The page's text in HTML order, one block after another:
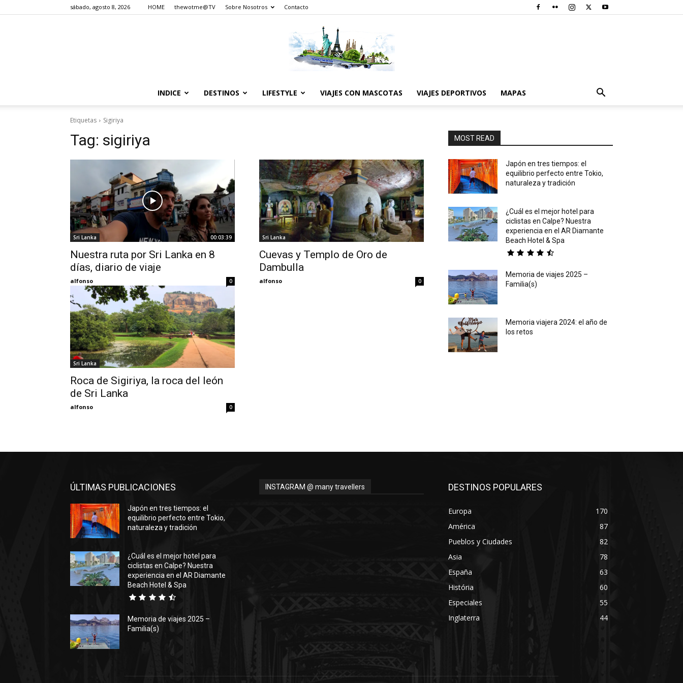
sábado, agosto 8, 2026 HOME thewotme@TV Sobre Nosotros Contacto
World
Thru
INDICE DESTINOS LIFESTYLE VIAJES CON MASCOTAS VIAJES DEPORTIVOS MAPAS
Etiquetas Sigiriya
Tag: sigiriya
Sri Lanka 00:03:39
Nuestra ruta por Sri Lanka en 8
días, diario de viaje
alfonso 0
Sri Lanka
Cuevas y Templo de Oro de
Dambulla
alfonso 0
Sri Lanka
Roca de Sigiriya, la roca del león
de Sri Lanka
alfonso 0
MOST READ
Japón en tres tiempos: el
equilibrio perfecto entre Tokio,
naturaleza y tradición
¿Cuál es el mejor hotel para
ciclistas en Calpe? Nuestra
experiencia en el AR Diamante
Beach Hotel & Spa
Memoria de viajes 2025 –
Familia(s)
Memoria viajera 2024: el año de
los retos
ÚLTIMAS PUBLICACIONES
Japón en tres tiempos: el
equilibrio perfecto entre Tokio,
naturaleza y tradición
¿Cuál es el mejor hotel para
ciclistas en Calpe? Nuestra
experiencia en el AR Diamante
Beach Hotel & Spa
Memoria de viajes 2025 –
Familia(s)
INSTAGRAM @ many travellers DESTINOS POPULARES
Europa
170
América
87
Pueblos y Ciudades
82
Asia
78
España
63
História
60
Especiales
55
Inglaterra
44